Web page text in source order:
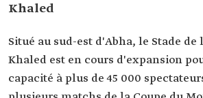
Khaled
Situé au sud-est d'Abha, le Stade
Khaled est en cours d'expansion
capacité à plus de 45 000